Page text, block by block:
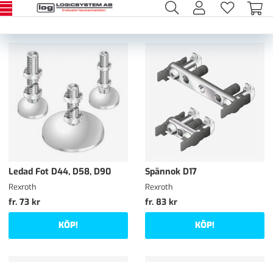
Ledad Fot D44, D58, D90
Rexroth
fr. 73 kr
KÖP!
Spännok D17
Rexroth
fr. 83 kr
KÖP!